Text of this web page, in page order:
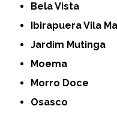
Bela Vista
Ibirapuera Vila
Jardim Mutinga
Moema
Morro Doce
Osasco